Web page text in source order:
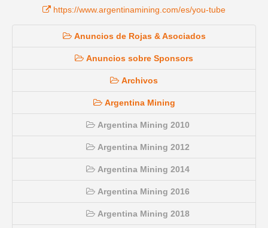
https://www.argentinamining.com/es/you-tube
Anuncios de Rojas & Asociados
Anuncios sobre Sponsors
Archivos
Argentina Mining
Argentina Mining 2010
Argentina Mining 2012
Argentina Mining 2014
Argentina Mining 2016
Argentina Mining 2018